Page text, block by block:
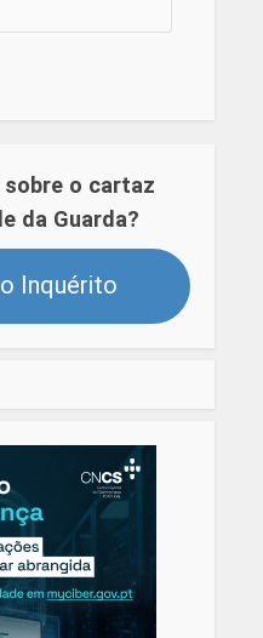
sobre o cartaz
da Guarda?
Inquérito